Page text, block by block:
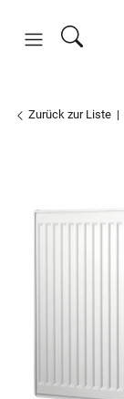
Zurück zur Liste